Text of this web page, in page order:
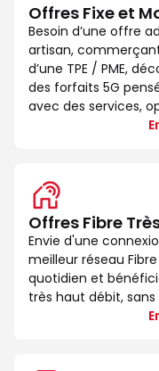
Offres Fixe et
Besoin d’une offre
artisan,
d’une TPE / PME,
des forfaits 5G
avec des services,
Offres Fibre
Envie d'une
meilleur réseau
quotidien et
très haut débit,